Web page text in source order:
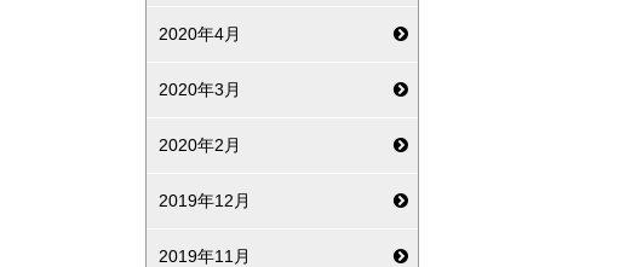
2020年4月
2020年3月
2020年2月
2019年12月
2019年11月